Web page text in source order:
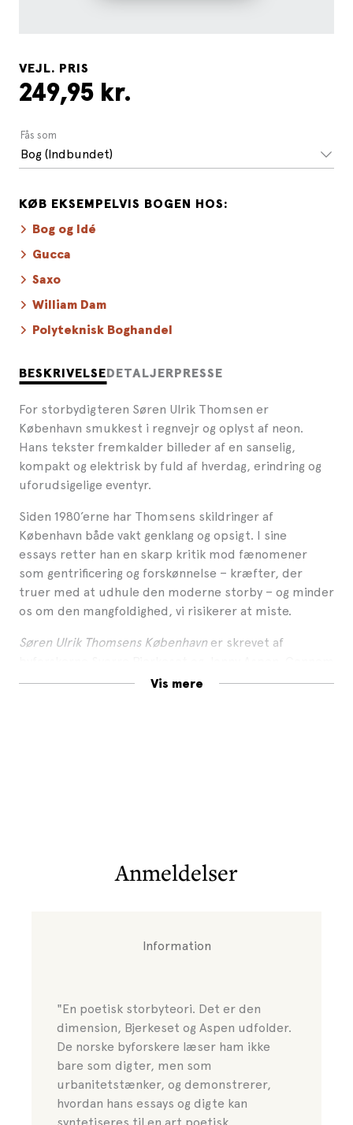
BESKRIVELSE DETALJER PRESSE
For storbydigteren Søren Ulrik Thomsen er
København smukkest i regnvejr og oplyst af neon.
Hans tekster fremkalder billeder af en sanselig,
kompakt og elektrisk by fuld af hverdag, erindring og
uforudsigelige eventyr.
Siden 1980’erne har Thomsens skildringer af
København både vakt genklang og opsigt. I sine
essays retter han en skarp kritik mod fænomener
som gentrificering og forskønnelse – kræfter, der
truer med at udhule den moderne storby – og minder
os om den mangfoldighed, vi risikerer at miste.
Søren Ulrik Thomsens Københavner skrevet af
samtaler med Thomsen og læsninger af hans værker
Vis mere
VEJL. PRIS
249,95 kr.
Fås som
Bog (Indbundet)
KØB EKSEMPELVIS BOGEN HOS:
Bog og Idé
Gucca
Saxo
William Dam
Polyteknisk Boghandel
Anmeldelser
Information
"En poetisk storbyteori. Det er den
dimension, Bjerkeset og Aspen udfolder.
De norske byforskere læser ham ikke
bare som digter, men som
urbanitetstænker, og demonstrerer,
hvordan hans essays og digte kan